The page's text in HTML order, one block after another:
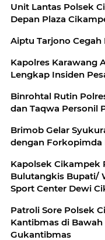
Unit Lantas Polsek
Depan Plaza
Aiptu Tarjono
Kapolres Karawang
Lengkap Insiden
Binrohtal Rutin
dan Taqwa Personil
Brimob Gelar
dengan Forkopimda
Kapolsek Cikampek
Bulutangkis Bupati/
Sport Center Dewi
Patroli Sore Polsek
Kantibmas di
Gukantibmas